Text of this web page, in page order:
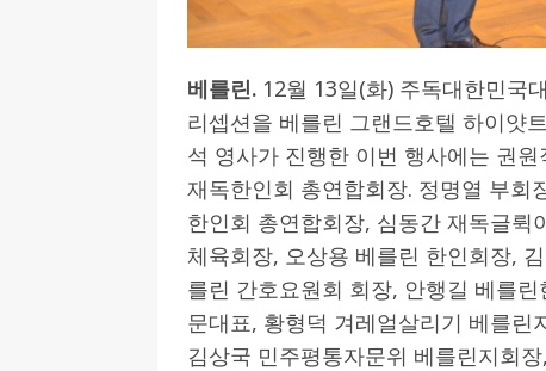
베를린. 12월 13일(화) 주독대한민국
리셉션을 베를린 그랜드호텔 하이얏
석 영사가 진행한 이번 행사에는 권
재독한인회 총연합회장. 정명열 부회
한인회 총연합회장, 심동간 재독글
체육회장, 오상용 베를린 한인회장,
를린 간호요원회 회장, 안행길 베를
문대표, 황형덕 겨레얼살리기 베를
김상국 민주평통자문위 베를린지회